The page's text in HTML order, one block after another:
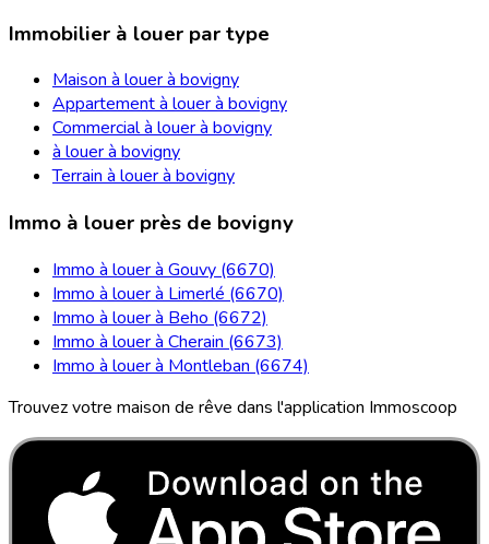
Immobilier à louer par type
Maison à louer à bovigny
Appartement à louer à bovigny
Commercial à louer à bovigny
à louer à bovigny
Terrain à louer à bovigny
Immo à louer près de bovigny
Immo à louer à Gouvy (6670)
Immo à louer à Limerlé (6670)
Immo à louer à Beho (6672)
Immo à louer à Cherain (6673)
Immo à louer à Montleban (6674)
Trouvez votre maison de rêve dans l'application Immoscoop